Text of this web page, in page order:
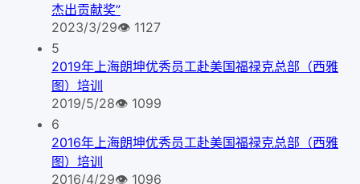
杰出贡献奖”
2023/3/29👁 1127
5
2019年上海朗坤优秀员工赴美国福禄克总部（西雅
图）培训
2019/5/28👁 1099
6
2016年上海朗坤优秀员工赴美国福禄克总部（西雅
图）培训
2016/4/29👁 1096